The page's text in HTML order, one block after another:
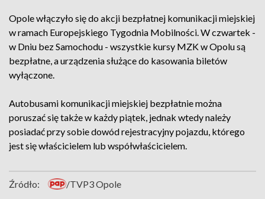
Opole włączyło się do akcji bezpłatnej komunikacji miejskiej
w ramach Europejskiego Tygodnia Mobilności. W czwartek -
w Dniu bez Samochodu - wszystkie kursy MZK w Opolu są
bezpłatne, a urządzenia służące do kasowania biletów
wyłączone.
Autobusami komunikacji miejskiej bezpłatnie można
poruszać się także w każdy piątek, jednak wtedy należy
posiadać przy sobie dowód rejestracyjny pojazdu, którego
jest się właścicielem lub współwłaścicielem.
Źródło: /TVP3 Opole